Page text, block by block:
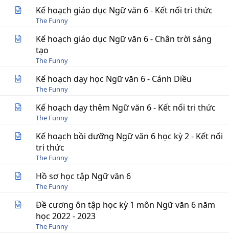
Kế hoạch giáo dục Ngữ văn 6 - Kết nối tri thức
The Funny
Kế hoạch giáo dục Ngữ văn 6 - Chân trời sáng
tạo
The Funny
Kế hoạch dạy học Ngữ văn 6 - Cánh Diều
The Funny
Kế hoạch dạy thêm Ngữ văn 6 - Kết nối tri thức
The Funny
Kế hoạch bồi dưỡng Ngữ văn 6 học kỳ 2 - Kết nối
tri thức
The Funny
Hồ sơ học tập Ngữ văn 6
The Funny
Đề cương ôn tập học kỳ 1 môn Ngữ văn 6 năm
học 2022 - 2023
The Funny